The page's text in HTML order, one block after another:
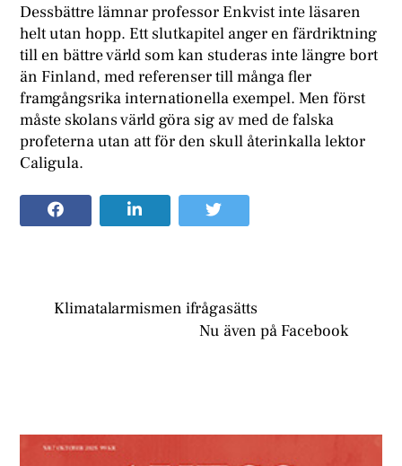
Dessbättre lämnar professor Enkvist inte läsaren
helt utan hopp. Ett slutkapitel anger en färdriktning
till en bättre värld som kan studeras inte längre bort
än Finland, med referenser till många fler
framgångsrika internationella exempel. Men först
måste skolans värld göra sig av med de falska
profeterna utan att för den skull återinkalla lektor
Caligula.
Klimatalarmismen ifrågasätts
Nu även på Facebook